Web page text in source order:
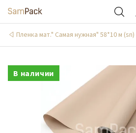
Пленка мат." Самая нужная" 58*10 м (sn)
В наличии